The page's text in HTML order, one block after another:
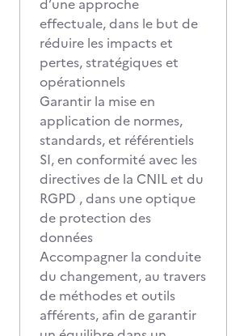
d’une approche
effectuale, dans le but de
réduire les impacts et
pertes, stratégiques et
opérationnels
Garantir la mise en
application de normes,
standards, et référentiels
SI, en conformité avec les
directives de la CNIL et du
RGPD , dans une optique
de protection des
données
Accompagner la conduite
du changement, au travers
de méthodes et outils
afférents, afin de garantir